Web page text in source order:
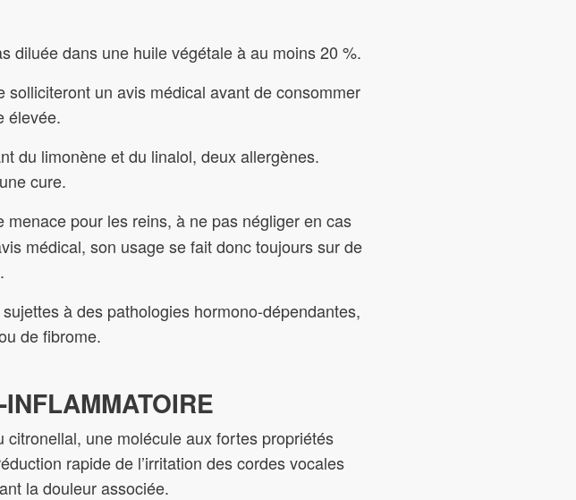
diluée dans une huile végétale à au moins 20 %.
solliciteront un avis médical avant de consommer
élevée.
du limonène et du linalol, deux allergènes.
cure.
pour les reins, à ne pas négliger en cas
médical, son usage se fait donc toujours sur de
à des pathologies hormono-dépendantes,
de fibrome.
INFLAMMATOIRE
citronellal, une molécule aux fortes propriétés
rapide de l’irritation des cordes vocales
la douleur associée.